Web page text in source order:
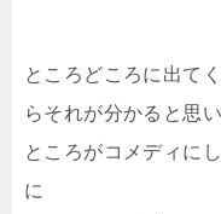
ところどころに出て
らそれが分かると思い
ところがコメディに
に